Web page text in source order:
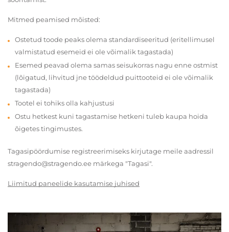
Mitmed peamised mõisted:
Ostetud toode peaks olema standardiseeritud (eritellimusel
valmistatud esemeid ei ole võimalik tagastada)
Esemed peavad olema samas seisukorras nagu enne ostmist
(lõigatud, lihvitud jne töödeldud puittooteid ei ole võimalik
tagastada)
Tootel ei tohiks olla kahjustusi
Ostu hetkest kuni tagastamise hetkeni tuleb kaupa hoida
õigetes tingimustes.
Tagasipöördumise registreerimiseks kirjutage meile aadressil
stragendo@stragendo.ee märkega "Tagasi".
Liimitud paneelide kasutamise juhised